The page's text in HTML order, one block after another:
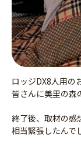
ロッジDX8人用の
皆さんに美里の森
終了後、取材の感
相当緊張したんで